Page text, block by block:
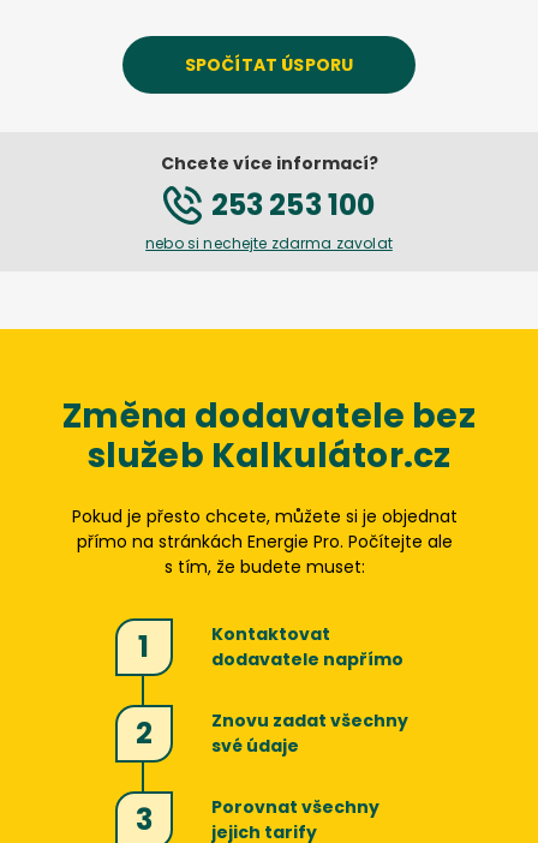
SPOČÍTAT ÚSPORU
Chcete více informací?
253 253 100
nebo si nechejte zdarma zavolat
Změna dodavatele bez
služeb Kalkulátor.cz
Pokud je přesto chcete, můžete si je objednat
přímo na stránkách Energie Pro. Počítejte ale
s tím, že budete muset:
1
Kontaktovat
dodavatele napřímo
2
Znovu zadat všechny
své údaje
3
Porovnat všechny
jejich tarify